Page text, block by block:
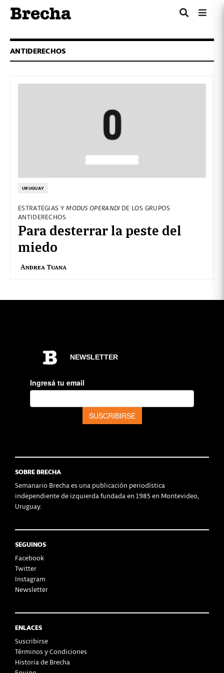
ANTIDERECHOS
URUGUAY
ESTRATEGIAS YMODUS OPERANDIDE LOS GRUPOS
ANTIDERECHOS
Para desterrar la peste del
miedo
Andrea Tuana
SOBRE BRECHA
Semanario Brecha es una publicación periodística
independiente de izquierda fundada en 1985 en Montevideo,
Uruguay.
SEGUINOS
Facebook
Twitter
Instagram
Newsletter
ENLACES
Suscribirse
Términos y Condiciones
Historia de Brecha